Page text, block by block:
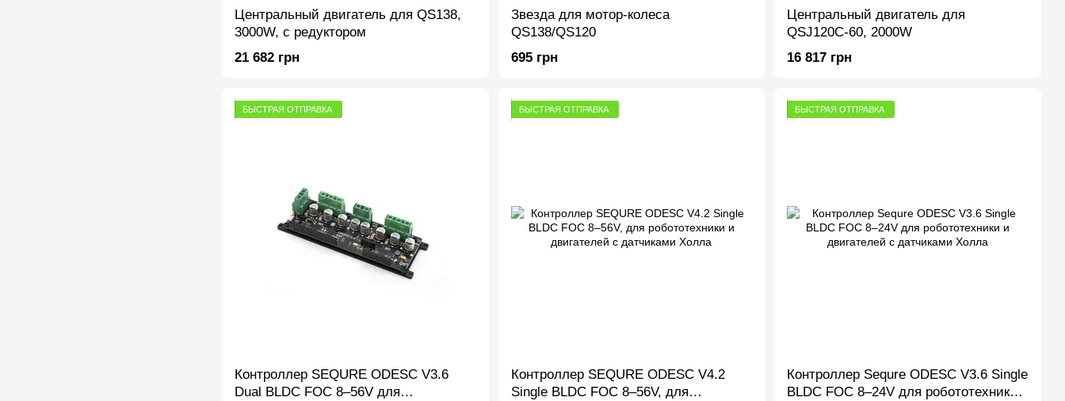
Центральный двигатель для QS138,
3000W, с редуктором
21 682 грн
Звезда для мотор-колеса
QS138/QS120
695 грн
Центральный двигатель для
QSJ120C-60, 2000W
16 817 грн
БЫСТРАЯ ОТПРАВКА
Контроллер SEQURE ODESC V3.6
Dual BLDC FOC 8–56V для
БЫСТРАЯ ОТПРАВКА
Контроллер SEQURE ODESC V4.2
Single BLDC FOC 8–56V, для
БЫСТРАЯ ОТПРАВКА
Контроллер Sequre ODESC V3.6 Single
BLDC FOC 8–24V для робототехники